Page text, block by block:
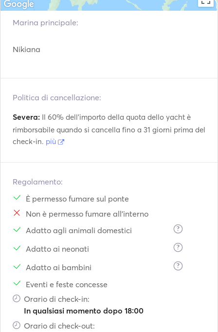
Water toys: Snorkeling equipment
Marina principale:
Nikiana
Politica di cancellazione:
Severa: Il 60% dell'importo della quota dello yacht è
rimborsabile quando si cancella fino a 31 giorni prima del
check-in. più
Regolamento:
È permesso fumare sul ponte
Non è permesso fumare all'interno
Adatto agli animali domestici
?
Adatto ai neonati ?
Adatto ai bambini ?
Eventi e feste concesse
Orario di check-in:
In qualsiasi momento dopo 18:00
Orario di check-out: